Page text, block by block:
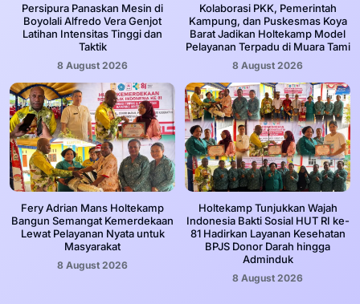
Persipura Panaskan Mesin di
Boyolali Alfredo Vera Genjot
Latihan Intensitas Tinggi dan
Taktik
8 August 2026
Kolaborasi PKK, Pemerintah
Kampung, dan Puskesmas Koya
Barat Jadikan Holtekamp Model
Pelayanan Terpadu di Muara Tami
8 August 2026
Fery Adrian Mans Holtekamp
Bangun Semangat Kemerdekaan
Lewat Pelayanan Nyata untuk
Masyarakat
8 August 2026
Holtekamp Tunjukkan Wajah
Indonesia Bakti Sosial HUT RI ke-
81 Hadirkan Layanan Kesehatan
BPJS Donor Darah hingga
Adminduk
8 August 2026